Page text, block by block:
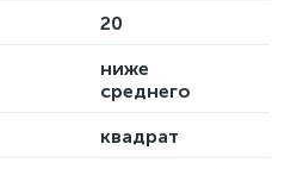
20
ниже
среднего
квадрат